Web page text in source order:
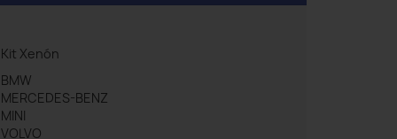
Kit Xenón
BMW
MERCEDES-BENZ
MINI
VOLVO